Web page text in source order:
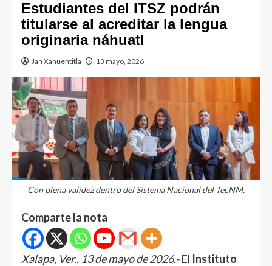
Estudiantes del ITSZ podrán
titularse al acreditar la lengua
originaria náhuatl
Jan Xahuentitla 13 mayo, 2026
Con plena validez dentro del Sistema Nacional del TecNM.
Comparte la nota
Xalapa, Ver., 13 de mayo de 2026.-El Instituto